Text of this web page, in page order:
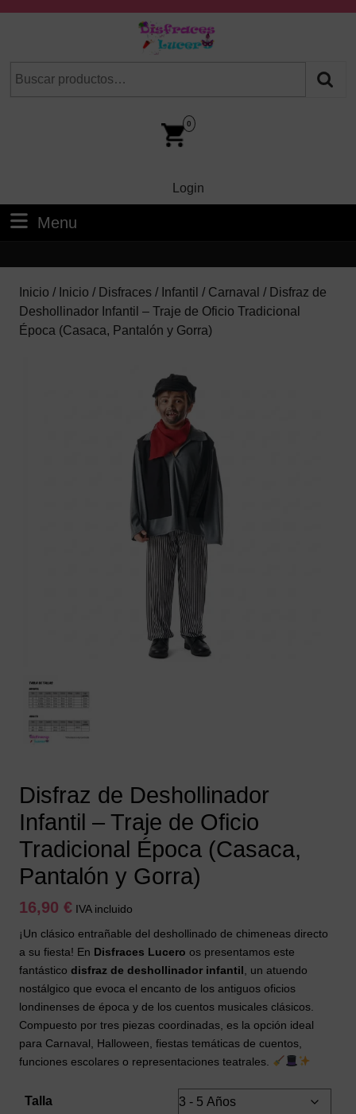
Cuando hay resultados autocompletados, puedes utilizar
0
LoginLogin
Menu
Inicio / Inicio / Disfraces / Infantil / Carnaval / Disfraz de
Deshollinador Infantil – Traje de Oficio Tradicional
Época (Casaca, Pantalón y Gorra)
Disfraz de Deshollinador
Infantil – Traje de Oficio
Tradicional Época (Casaca,
Pantalón y Gorra)
16,90 € IVA incluido
¡Un clásico entrañable del deshollinado de chimeneas directo
a su fiesta! En Disfraces Lucero os presentamos este
fantástico disfraz de deshollinador infantil , un atuendo
nostálgico que evoca el encanto de los antiguos oficios
londinenses de época y de los cuentos musicales clásicos.
Compuesto por tres piezas coordinadas, es la opción ideal
para Carnaval, Halloween, fiestas temáticas de cuentos,
funciones escolares o representaciones teatrales.
Talla